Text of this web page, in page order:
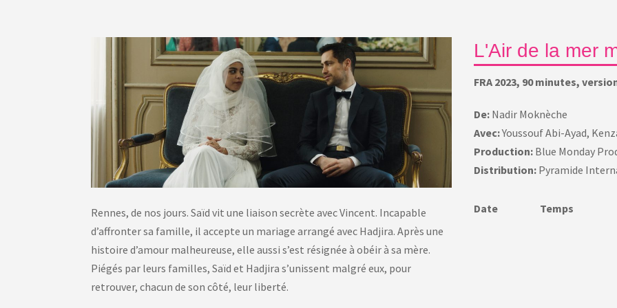
Rennes, de nos jours. Saïd vit une liaison secrète avec Vincent. Incapable
d’affronter sa famille, il accepte un mariage arrangé avec Hadjira. Après une
histoire d’amour malheureuse, elle aussi s’est résignée à obéir à sa mère.
Piégés par leurs familles, Saïd et Hadjira s’unissent malgré eux, pour
retrouver, chacun de son côté, leur liberté.
L'Air de la mer
FRA 2023, 90 minutes,
De: Nadir Moknèche
Avec:Youssouf Abi-Ayad,
Production: Blue Monday
Distribution: Pyramide
Date Temps